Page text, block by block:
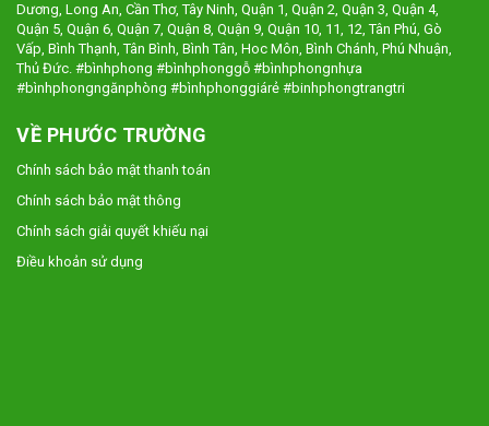
Dương, Long An, Cần Thơ, Tây Ninh, Quận 1, Quận 2, Quận 3, Quận 4,
Quận 5, Quận 6, Quận 7, Quận 8, Quận 9, Quận 10, 11, 12, Tân Phú, Gò
Vấp, Bình Thạnh, Tân Bình, Bình Tân, Hoc Môn, Bình Chánh, Phú Nhuận,
Thủ Đức. #bìnhphong #bìnhphonggỗ #bìnhphongnhựa
#bìnhphongngănphòng #bìnhphonggiárẻ #binhphongtrangtri
VỀ PHƯỚC TRƯỜNG
Chính sách bảo mật thanh toán
Chính sách bảo mật thông
Chính sách giải quyết khiếu nại
Điều khoản sử dụng